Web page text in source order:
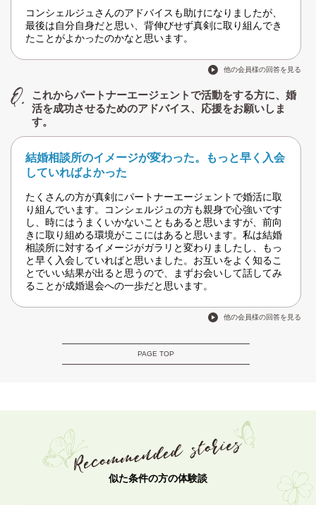
コンシェルジュさんのアドバイスも助けになりましたが、
最後は自分自身だと思い、背伸びせず真剣に取り組んでき
たことがよかったのかなと思います。
他の会員様の回答を見る
これからパートナーエージェントで活動をする方に、婚
活を成功させるためのアドバイス、応援をお願いしま
す。
結婚相談所のイメージが変わった。もっと早く入会
していればよかった
たくさんの方が真剣にパートナーエージェントで婚活に取
り組んでいます。コンシェルジュの方も親身で心強いです
し、時にはうまくいかないこともあると思いますが、前向
きに取り組める環境がここにはあると思います。私は結婚
相談所に対するイメージがガラリと変わりましたし、もっ
と早く入会していればと思いました。お互いをよく知るこ
とでいい結果が出ると思うので、まずお会いして話してみ
ることが成婚退会への一歩だと思います。
他の会員様の回答を見る
PAGE TOP
似た条件の方の体験談